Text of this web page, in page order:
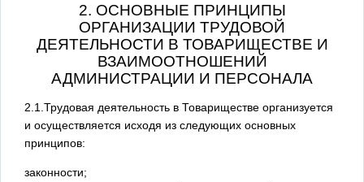
2. ОСНОВНЫЕ ПРИНЦИПЫ
ОРГАНИЗАЦИИ ТРУДОВОЙ
ДЕЯТЕЛЬНОСТИ В ТОВАРИЩЕСТВЕ И
ВЗАИМООТНОШЕНИЙ
АДМИНИСТРАЦИИ И ПЕРСОНАЛА
2.1.Трудовая деятельность в Товариществе организуется
и осуществляется исходя из следующих основных
принципов:
законности;